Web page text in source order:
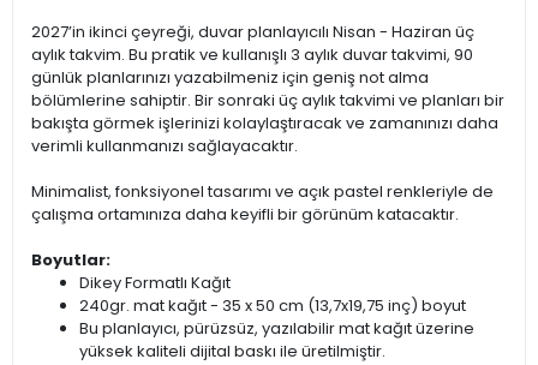
2027’in ikinci çeyreği, duvar planlayıcılı Nisan - Haziran üç
aylık takvim. Bu pratik ve kullanışlı 3 aylık duvar takvimi, 90
günlük planlarınızı yazabilmeniz için geniş not alma
bölümlerine sahiptir. Bir sonraki üç aylık takvimi ve planları bir
bakışta görmek işlerinizi kolaylaştıracak ve zamanınızı daha
verimli kullanmanızı sağlayacaktır.
Minimalist, fonksiyonel tasarımı ve açık pastel renkleriyle de
çalışma ortamınıza daha keyifli bir görünüm katacaktır.
Boyutlar:
Dikey Formatlı Kağıt
240gr. mat kağıt - 35 x 50 cm (13,7x19,75 inç) boyut
Bu planlayıcı, pürüzsüz, yazılabilir mat kağıt üzerine
yüksek kaliteli dijital baskı ile üretilmiştir.